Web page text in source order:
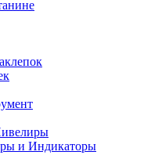
и Индикаторы